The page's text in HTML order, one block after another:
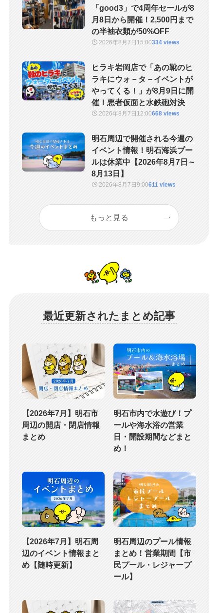
「good3」で4周年セールが8
月8日から開催！2,500円まで
の半袖衣類が50%OFF
2026年8月7日 15:00334 views
ヒラキ岩岡店で「あの靴のヒ
ラキにウォ－タ－イベントが
やってくる！」が8月9日に開
催！悪者仮面と水鉄砲対決
2026年8月7日 12:00668 views
明石周辺で開催される今週の
イベント情報！明石海浜プー
ルは休業中【2026年8月7日～
8月13日】
2026年8月7日9:00611 views
もっと見る
最近更新されたまとめ記事
【2026年7月】明石市
周辺の開店・閉店情報
まとめ
明石市内で水遊び！プ
ールや海水浴の営業
日・開設期間などまと
め！
【2026年7月】明石周
辺のイベント情報まと
め【随時更新】
明石周辺のプール情報
まとめ！営業期間【市
民プール・レジャープ
ール】